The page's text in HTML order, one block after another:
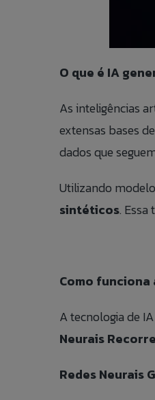
O que é IA
As inteligências
extensas bases
dados que
Utilizando
sintéticos.
Como
A tecnologia de
Neurais
Redes Neurais